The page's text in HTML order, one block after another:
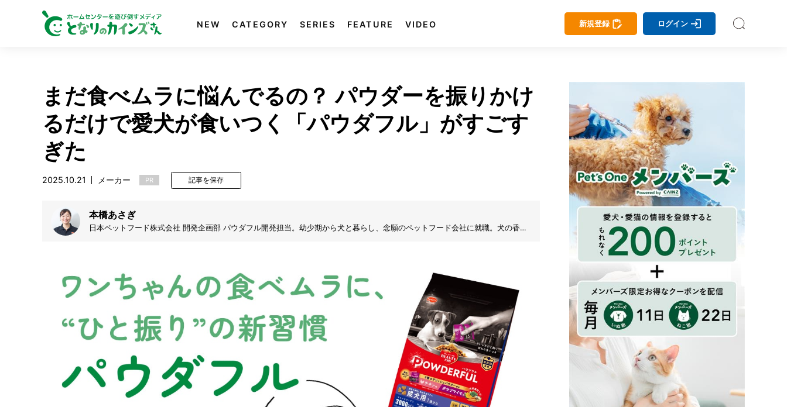
NEW CATEGORY SERIES FEATURE VIDEO 新規登録 ログイン
まだ食べムラに悩んでるの？ パウダーを振りかけ
るだけで愛犬が食いつく「パウダフル」がすごす
ぎた
2025.10.21 メーカー PR 記事を保存
本橋あさぎ
日本ペットフード株式会社 開発企画部 パウダフル開発担当。幼少期から犬と暮らし、念願のペットフード会社に就職。犬の香ば